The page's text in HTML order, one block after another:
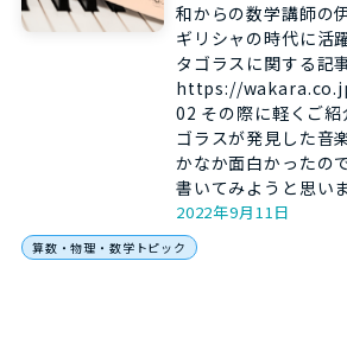
和からの数学講師の
ギリシャの時代に活
タゴラスに関する記
https://
02 その際に軽くご
ゴラスが発見した音
かなか面白かったの
書いてみようと思い
2022年9月11日
算数・物理・数学トピック